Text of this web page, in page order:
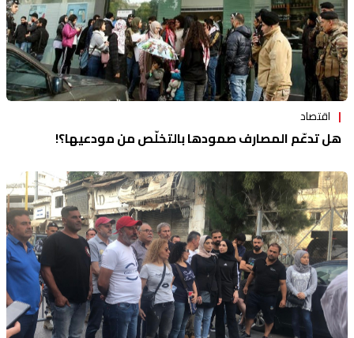
اقتصاد
هل تدعّم المصارف صمودها بالتخلّص من مودعيها؟!